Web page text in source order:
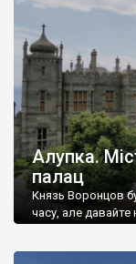
Алупка.
палац
Князь Воронцов
часу, але